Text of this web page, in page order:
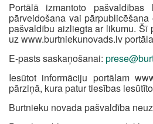
Portālā izmantoto
pārveidošana vai
pašvaldību aizliegta ar likumu. Šī
uz www.burtniekunovads.lv
E-pasts saskaņošanai:
Iesūtot informāciju portālam
pārziņā, kura patur tiesības
Burtnieku novada pašvaldība